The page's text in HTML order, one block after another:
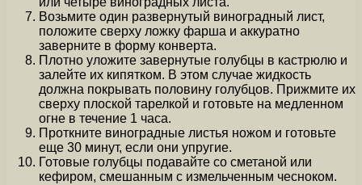
Возьмите один развернутый виноградный лист,
положите сверху ложку фарша и аккуратно
заверните в форму конверта.
Плотно уложите завернутые голубцы в кастрюлю и
залейте их кипятком. В этом случае жидкость
должна покрывать половину голубцов. Прижмите их
сверху плоской тарелкой и готовьте на медленном
огне в течение 1 часа.
Проткните виноградные листья ножом и готовьте
еще 30 минут, если они упругие.
Готовые голубцы подавайте со сметаной или
кефиром, смешанным с измельченным чесноком.